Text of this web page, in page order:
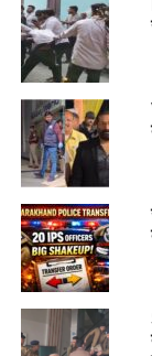
केंद्र सरकार द्वारा
मामले थमने का नाम
कानून की सख्ती
#
RELATED TOPICS:
HALALA
UTTARAKHAND
UP NEXT